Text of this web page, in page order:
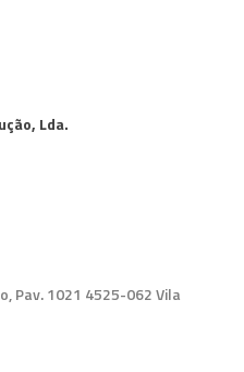
Lda.
Pav. 1021 4525-062 Vila